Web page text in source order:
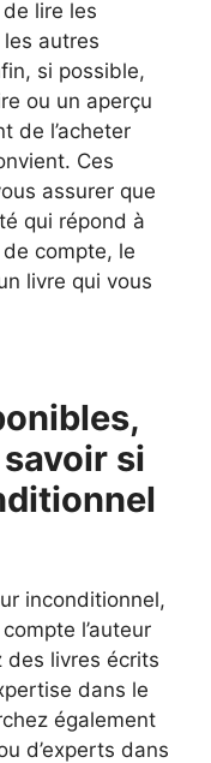
lire les
autres
si possible,
ou un aperçu
de l’acheter
Ces
assurer que
qui répond à
compte, le
livre qui vous
si
inconditionnel,
l’auteur
des livres écrits
dans le
également
d’experts dans